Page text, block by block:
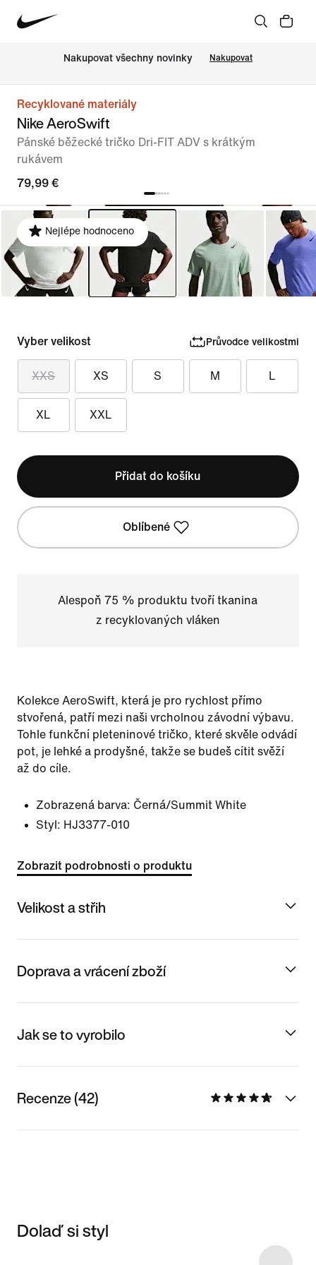
Nakupovat všechny novinky Nakupovat
Recyklované materiály
Nike AeroSwift
Pánské běžecké tričko Dri-FIT ADV s krátkým
rukávem
79,99 €
Nejlépe hodnoceno
Vyber velikost Průvodce velikostmi
XXS XS S M L
XL XXL
Přidat do košíku
Oblíbené
Alespoň 75 % produktu tvoří tkanina
z recyklovaných vláken
Kolekce AeroSwift, která je pro rychlost přímo
stvořená, patří mezi naši vrcholnou závodní výbavu.
Tohle funkční pleteninové tričko, které skvěle odvádí
pot, je lehké a prodyšné, takže se budeš cítit svěží
až do cíle.
Zobrazená barva: Černá/Summit White
Styl: HJ3377-010
Zobrazit podrobnosti o produktu
Velikost a střih
Doprava a vrácení zboží
Jak se to vyrobilo
Recenze (42)
Dolaď si styl